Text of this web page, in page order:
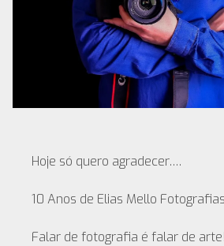
Hoje só quero agradecer….
10 Anos de Elias Mello
Falar de fotografia é falar de arte!